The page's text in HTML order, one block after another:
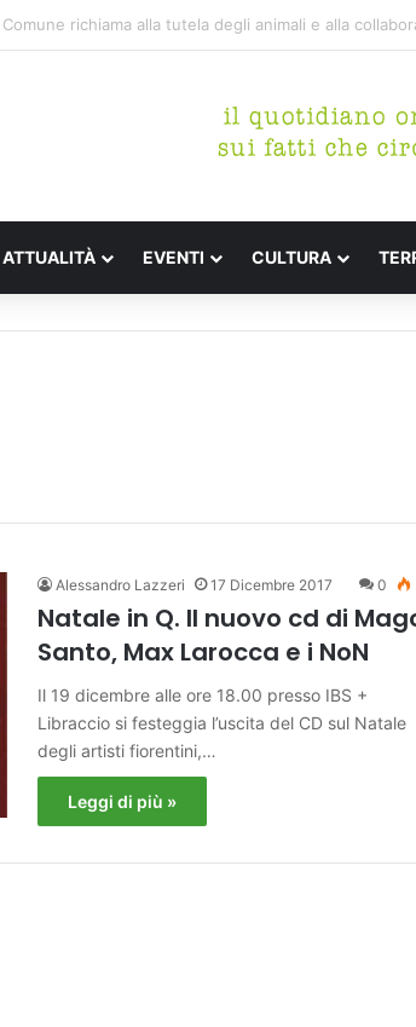
Festa de l’Unità Certaldo
ATTUALITÀ EVENTI CULTURA
Alessandro Lazzeri 17 Dicembre 2017 0
Natale in Q. Il nuovo cd di
Santo, Max Larocca e i NoN
Il 19 dicembre alle ore 18.00 presso IBS +
Libraccio si festeggia l’uscita del CD sul Natale
degli artisti fiorentini,…
Leggi di più »